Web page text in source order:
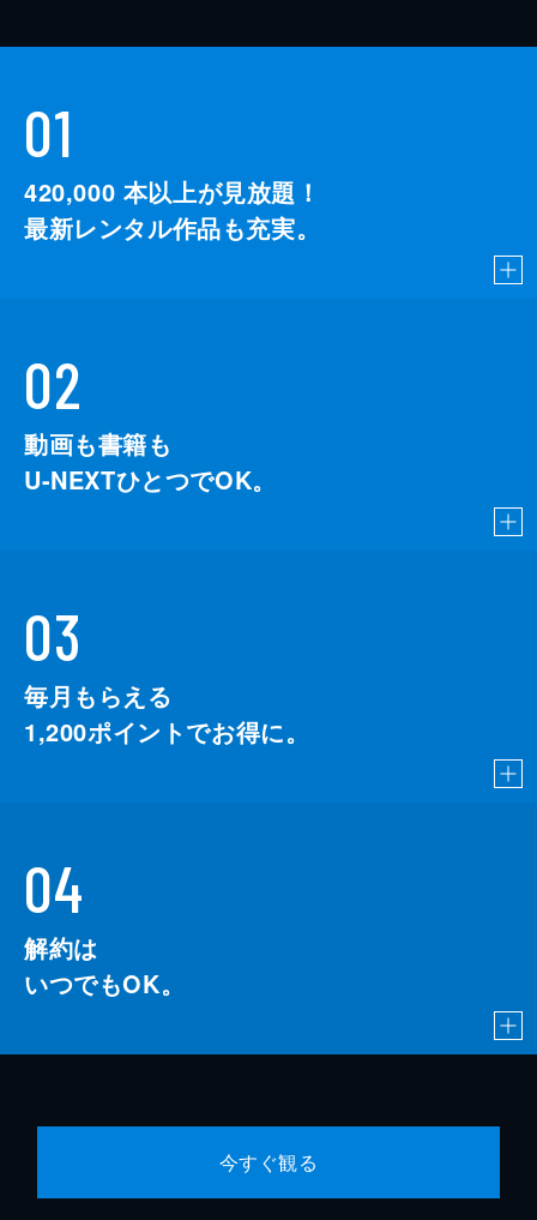
01
420,000 本以上が見放題！
最新レンタル作品も充実。
02
動画も書籍も
U-NEXTひとつでOK。
03
毎月もらえる
1,200ポイントでお得に。
04
解約は
いつでもOK。
今すぐ観る